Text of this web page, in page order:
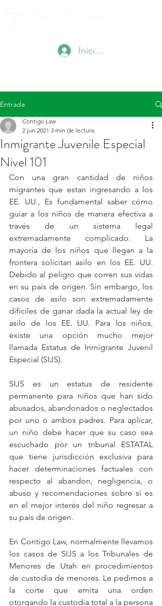
Iniciar sesión
Entrada
Inmigrante Juvenile Especial
Nivel 101
Contigo Law
2 jun 2021 3 min de lectura
Con una gran cantidad de niños
migrantes que estan ingresando a los
EE. UU., Es fundamental saber cómo
guiar a los niños de manera efectiva a
través de un sistema legal
extremadamente complicado. La
mayoría de los niños que llegan a la
frontera solicitan asilo en los EE. UU.
Debido al peligro que corren sus vidas
en su país de origen. Sin embargo, los
casos de asilo son extremadamente
difíciles de ganar dada la actual ley de
asilo de los EE. UU. Para los niños,
existe una opción mucho mejor
llamada Estatus de Inmigrante Juvenil
Especial (SIJS).
SIJS es un estatus de residente
permanente para niños que han sido
abusados, abandonados o neglectados
por uno o ambos padres. Para aplicar,
un niño debe hacer que su caso sea
escuchado por un tribunal ESTATAL
que tiene jurisdicción exclusiva para
hacer determinaciones factuales con
respecto al abandon, negligencia, o
abuso y recomendaciones sobre si es
en el mejor interés del niño regresar a
su país de origen.
En Contigo Law, normalmente llevamos
los casos de SIJS a los Tribunales de
Menores de Utah en procedimientos
de custodia de menores. Le pedimos a
la corte que emita una orden
otorgando la custodia total a la persona